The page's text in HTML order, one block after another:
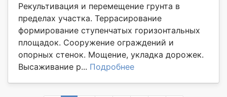
Рекультивация и перемещение грунта в
пределах участка. Террасирование
формирование ступенчатых горизонтальных
площадок. Сооружение ограждений и
опорных стенок. Мощение, укладка дорожек.
Высаживание р... Подробнее